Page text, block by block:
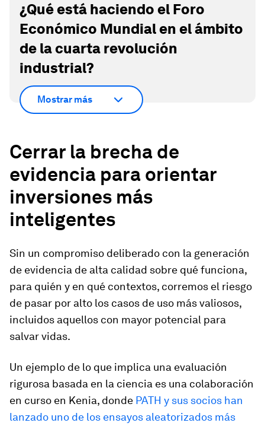
¿Qué está haciendo el Foro
Económico Mundial en el ámbito
de la cuarta revolución
industrial?
Mostrar más
Cerrar la brecha de
evidencia para orientar
inversiones más
inteligentes
Sin un compromiso deliberado con la generación
de evidencia de alta calidad sobre qué funciona,
para quién y en qué contextos, corremos el riesgo
de pasar por alto los casos de uso más valiosos,
incluidos aquellos con mayor potencial para
salvar vidas.
Un ejemplo de lo que implica una evaluación
rigurosa basada en la ciencia es una colaboración
en curso en Kenia, donde PATH y sus socios han
lanzado uno de los ensayos aleatorizados más